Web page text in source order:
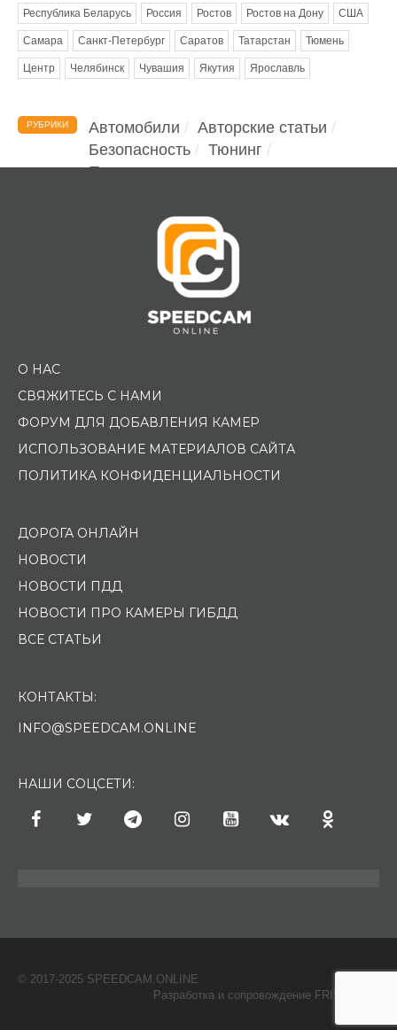
Республика Беларусь Россия Ростов Ростов на Дону США
Самара Санкт-Петербург Саратов Татарстан Тюмень
Центр Челябинск Чувашия Якутия Ярославль
РУБРИКИ Автомобили
Авторские статьи
Безопасность
Тюнинг
Помощь водителю
О НАС
СВЯЖИТЕСЬ С НАМИ
ФОРУМ ДЛЯ ДОБАВЛЕНИЯ КАМЕР
ИСПОЛЬЗОВАНИЕ МАТЕРИАЛОВ САЙТА
ПОЛИТИКА КОНФИДЕНЦИАЛЬНОСТИ
ДОРОГА ОНЛАЙН
НОВОСТИ
НОВОСТИ ПДД
НОВОСТИ ПРО КАМЕРЫ ГИБДД
ВСЕ СТАТЬИ
КОНТАКТЫ:
INFO@SPEEDCAM.ONLINE
НАШИ СОЦСЕТИ:
© 2017-2025 SPEEDCAM.ONLINE
Разработка и сопровождение FRISH & С